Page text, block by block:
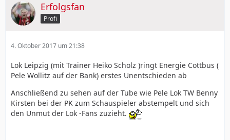
Erfolgsfan
Profi
4. Oktober 2017 um 21:38
Lok Leipzig (mit Trainer Heiko Scholz )ringt Energie Cottbus (
Pele Wollitz auf der Bank) erstes Unentschieden ab
Anschließend zu sehen auf der Tube wie Pele Lok TW Benny
Kirsten bei der PK zum Schauspieler abstempelt und sich
den Unmut der Lok -Fans zuzieht.